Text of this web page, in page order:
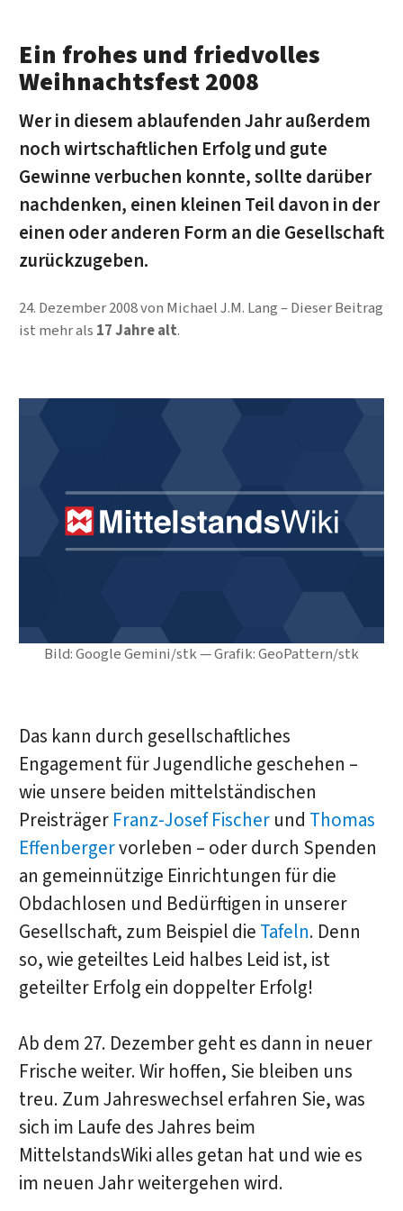
Bild: Google Gemini/stk — Grafik: GeoPattern/stk
Ein frohes und friedvolles
Weihnachtsfest 2008
Wer in diesem ablaufenden Jahr außerdem
noch wirtschaftlichen Erfolg und gute
Gewinne verbuchen konnte, sollte darüber
nachdenken, einen kleinen Teil davon in der
einen oder anderen Form an die Gesellschaft
zurückzugeben.
24. Dezember 2008von Michael J.M. Lang
Dieser Beitrag
ist mehr als 17 Jahre alt.
Das kann durch gesellschaftliches
Engagement für Jugendliche geschehen –
wie unsere beiden mittelständischen
Preisträger Franz-Josef Fischer und Thomas
Effenbergervorleben – oder durch Spenden
an gemeinnützige Einrichtungen für die
Obdachlosen und Bedürftigen in unserer
Gesellschaft, zum Beispiel die Tafeln. Denn
so, wie geteiltes Leid halbes Leid ist, ist
geteilter Erfolg ein doppelter Erfolg!
Ab dem 27. Dezember geht es dann in neuer
Frische weiter. Wir hoffen, Sie bleiben uns
treu. Zum Jahreswechsel erfahren Sie, was
sich im Laufe des Jahres beim
MittelstandsWiki alles getan hat und wie es
im neuen Jahr weitergehen wird.